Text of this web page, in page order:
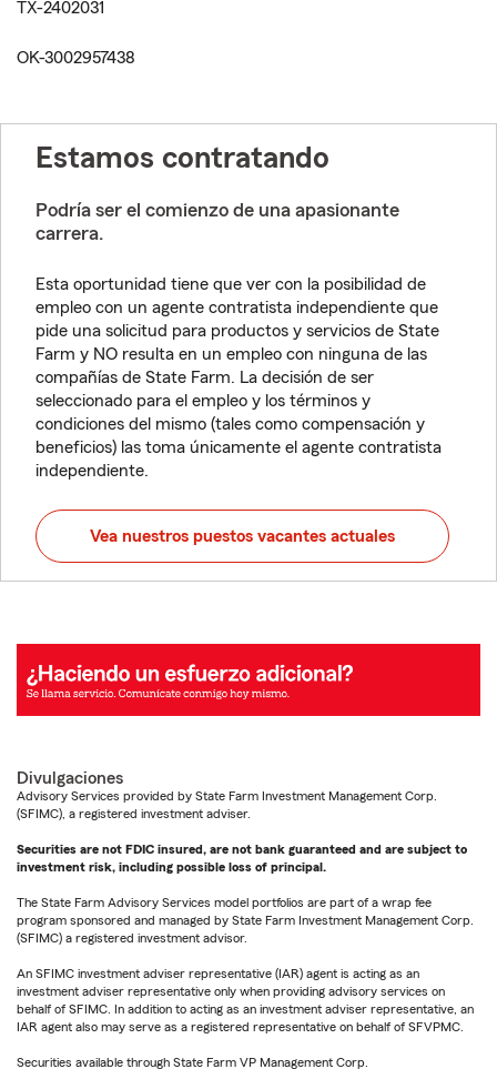
TX-2402031
OK-3002957438
Estamos contratando
Podría ser el comienzo de una apasionante
carrera.
Esta oportunidad tiene que ver con la posibilidad de
empleo con un agente contratista independiente que
pide una solicitud para productos y servicios de State
Farm y NO resulta en un empleo con ninguna de las
compañías de State Farm. La decisión de ser
seleccionado para el empleo y los términos y
condiciones del mismo (tales como compensación y
beneficios) las toma únicamente el agente contratista
independiente.
Vea nuestros puestos vacantes actuales
Divulgaciones
Advisory Services provided by State Farm Investment Management Corp.
(SFIMC), a registered investment adviser.
Securities are not FDIC insured, are not bank guaranteed and are subject to
investment risk, including possible loss of principal.
The State Farm Advisory Services model portfolios are part of a wrap fee
program sponsored and managed by State Farm Investment Management Corp.
(SFIMC) a registered investment advisor.
An SFIMC investment adviser representative (IAR) agent is acting as an
investment adviser representative only when providing advisory services on
behalf of SFIMC. In addition to acting as an investment adviser representative, an
IAR agent also may serve as a registered representative on behalf of SFVPMC.
Securities available through State Farm VP Management Corp.